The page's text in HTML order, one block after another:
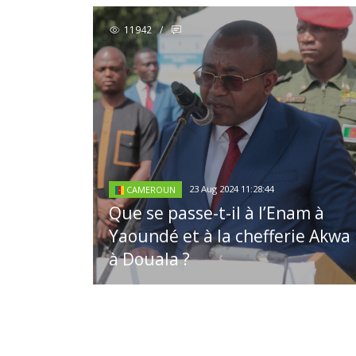
11942 /
CAMEROUN 23 Aug 2024 11:28:44
Que se passe-t-il à l’Enam à
Yaoundé et à la chefferie Akwa
à Douala ?